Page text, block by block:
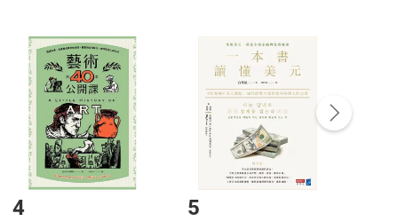
點選「瀏覽訂單明細」 「申請取消訂單/ 退
貨。
付款方式
Payment
完成訂單
Complete
號，下載書籍後看書
4 5